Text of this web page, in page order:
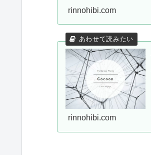
rinnohibi.com
rinnohibi.com